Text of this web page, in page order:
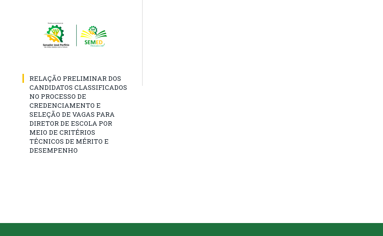
RELAÇÃO PRELIMINAR DOS
CANDIDATOS CLASSIFICADOS
NO PROCESSO DE
CREDENCIAMENTO E
SELEÇÃO DE VAGAS PARA
DIRETOR DE ESCOLA POR
MEIO DE CRITÉRIOS
TÉCNICOS DE MÉRITO E
DESEMPENHO